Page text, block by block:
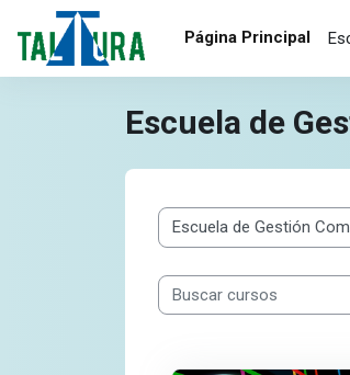
Salta al contenido principal
Página Principal
Escuela de
Categorías
Buscar cursos